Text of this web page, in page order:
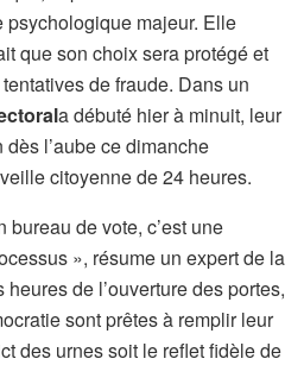
majeur. Elle
que son choix sera protégé et
de fraude. Dans un
a débuté hier à minuit, leur
l’aube ce dimanche
citoyenne de 24 heures.
de vote, c’est une
», résume un expert de la
de l’ouverture des portes,
sont prêtes à remplir leur
des urnes soit le reflet fidèle de